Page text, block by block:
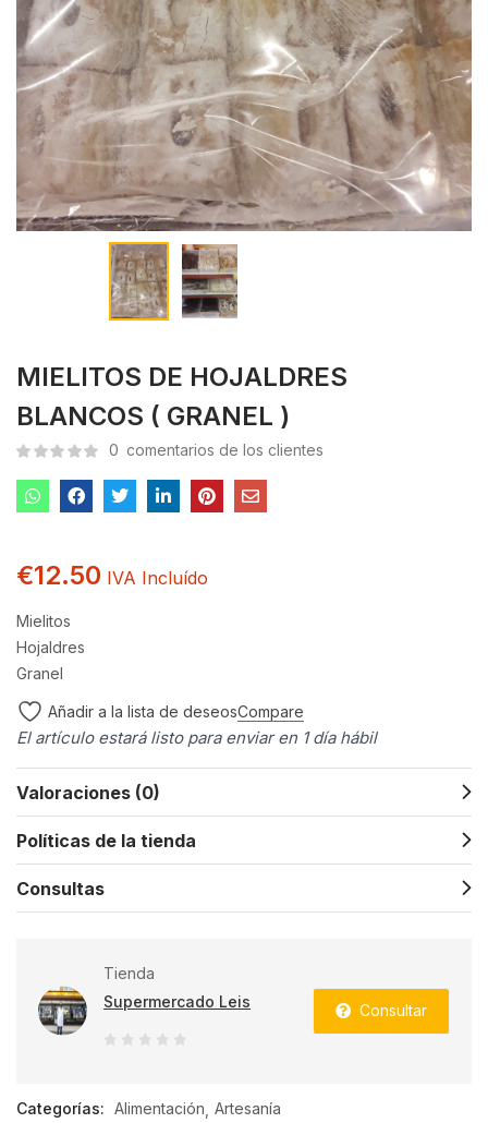
MIELITOS DE HOJALDRES
BLANCOS ( GRANEL )
0 comentarios de los clientes
€12.50 IVA Incluído
Mielitos
Hojaldres
Granel
Añadir a la lista de deseosCompare
El artículo estará listo para enviar en 1 día hábil
Valoraciones (0)
Políticas de la tienda
Consultas
Tienda
Supermercado Leis
Consultar
Categorías: Alimentación Artesanía